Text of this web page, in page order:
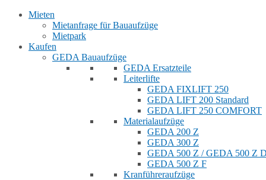
Mieten
Mietanfrage für Bauaufzüge
Mietpark
Kaufen
GEDA Bauaufzüge
GEDA Ersatzteile
Leiterlifte
GEDA FIXLIFT 250
GEDA LIFT 200 Standard
GEDA LIFT 250 COMFORT
Materialaufzüge
GEDA 200 Z
GEDA 300 Z
GEDA 500 Z / GEDA 500 Z
GEDA 500 Z F
Kranführeraufzüge